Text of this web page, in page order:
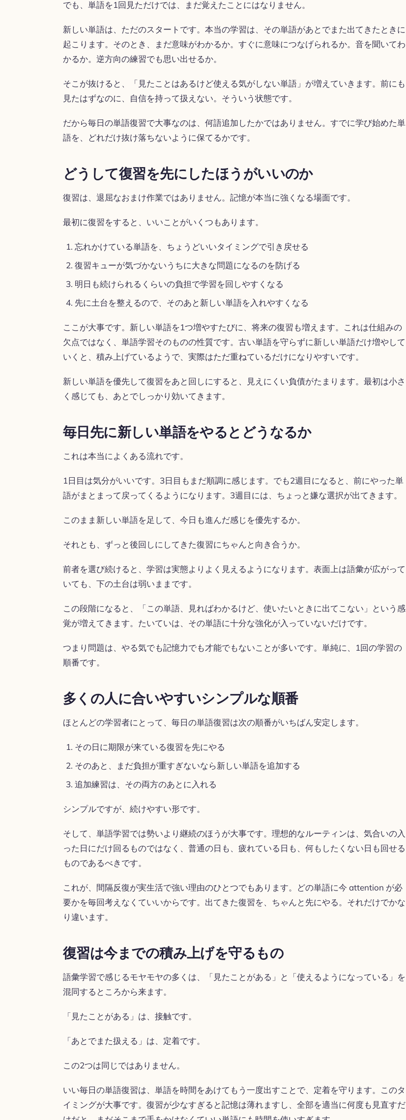
でも、単語を1回見ただけでは、まだ覚えたことにはなりません。
新しい単語は、ただのスタートです。本当の学習は、その単語があとでまた出てきたときに
起こります。そのとき、まだ意味がわかるか。すぐに意味につなげられるか。音を聞いてわ
かるか。逆方向の練習でも思い出せるか。
そこが抜けると、「見たことはあるけど使える気がしない単語」が増えていきます。前にも
見たはずなのに、自信を持って扱えない。そういう状態です。
だから毎日の単語復習で大事なのは、何語追加したかではありません。すでに学び始めた単
語を、どれだけ抜け落ちないように保てるかです。
どうして復習を先にしたほうがいいのか
復習は、退屈なおまけ作業ではありません。記憶が本当に強くなる場面です。
最初に復習をすると、いいことがいくつもあります。
忘れかけている単語を、ちょうどいいタイミングで引き戻せる
復習キューが気づかないうちに大きな問題になるのを防げる
明日も続けられるくらいの負担で学習を回しやすくなる
先に土台を整えるので、そのあと新しい単語を入れやすくなる
ここが大事です。新しい単語を1つ増やすたびに、将来の復習も増えます。これは仕組みの
欠点ではなく、単語学習そのものの性質です。古い単語を守らずに新しい単語だけ増やして
いくと、積み上げているようで、実際はただ重ねているだけになりやすいです。
新しい単語を優先して復習をあと回しにすると、見えにくい負債がたまります。最初は小さ
く感じても、あとでしっかり効いてきます。
毎日先に新しい単語をやるとどうなるか
これは本当によくある流れです。
1日目は気分がいいです。3日目もまだ順調に感じます。でも2週目になると、前にやった単
語がまとまって戻ってくるようになります。3週目には、ちょっと嫌な選択が出てきます。
このまま新しい単語を足して、今日も進んだ感じを優先するか。
それとも、ずっと後回しにしてきた復習にちゃんと向き合うか。
前者を選び続けると、学習は実態よりよく見えるようになります。表面上は語彙が広がって
いても、下の土台は弱いままです。
この段階になると、「この単語、見ればわかるけど、使いたいときに出てこない」という感
覚が増えてきます。たいていは、その単語に十分な強化が入っていないだけです。
つまり問題は、やる気でも記憶力でも才能でもないことが多いです。単純に、1回の学習の
順番です。
多くの人に合いやすいシンプルな順番
ほとんどの学習者にとって、毎日の単語復習は次の順番がいちばん安定します。
その日に期限が来ている復習を先にやる
そのあと、まだ負担が重すぎないなら新しい単語を追加する
追加練習は、その両方のあとに入れる
シンプルですが、続けやすい形です。
そして、単語学習では勢いより継続のほうが大事です。理想的なルーティンは、気合いの入
った日にだけ回るものではなく、普通の日も、疲れている日も、何もしたくない日も回せる
ものであるべきです。
これが、間隔反復が実生活で強い理由のひとつでもあります。どの単語に今 attention が必
要かを毎回考えなくていいからです。出てきた復習を、ちゃんと先にやる。それだけでかな
り違います。
復習は今までの積み上げを守るもの
語彙学習で感じるモヤモヤの多くは、「見たことがある」と「使えるようになっている」を
混同するところから来ます。
「見たことがある」は、接触です。
「あとでまた扱える」は、定着です。
この2つは同じではありません。
いい毎日の単語復習は、単語を時間をあけてもう一度出すことで、定着を守ります。このタ
イミングが大事です。復習が少なすぎると記憶は薄れますし、全部を適当に何度も見直すだ